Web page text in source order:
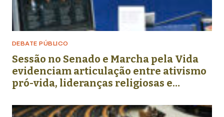
DEBATE PÚBLICO
Sessão no Senado e Marcha pela Vida
evidenciam articulação entre ativismo
pró-vida, lideranças religiosas e